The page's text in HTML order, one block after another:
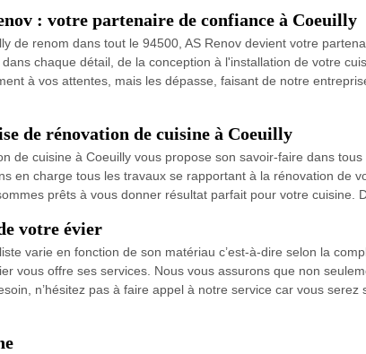
: votre partenaire de confiance à Coeuilly
de renom dans tout le 94500, AS Renov devient votre
chaque détail, de la conception à l'installation de votre
à vos attentes, mais les dépasse, faisant de notre
de rénovation de cuisine à Coeuilly
de cuisine à Coeuilly vous propose son savoir-faire dans
en charge tous les travaux se rapportant à la rénovation de
prêts à vous donner résultat parfait pour votre cuisine.
votre évier
varie en fonction de son matériau c’est-à-dire selon la
vous offre ses services. Nous vous assurons que non
n’hésitez pas à faire appel à notre service car vous